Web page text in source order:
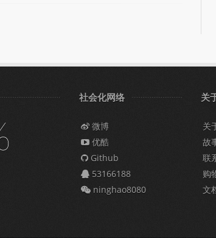
社会化网络
微博
优酷
Github
53166188
ninghao8080
关
关
故
联
购
文